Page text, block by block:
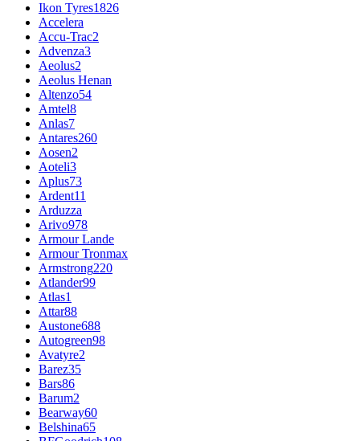
Ikon Tyres1826
Accelera
Accu-Trac2
Advenza3
Aeolus2
Aeolus Henan
Altenzo54
Amtel8
Anlas7
Antares260
Aosen2
Aoteli3
Aplus73
Ardent11
Arduzza
Arivo978
Armour Lande
Armour Tronmax
Armstrong220
Atlander99
Atlas1
Attar88
Austone688
Autogreen98
Avatyre2
Barez35
Bars86
Barum2
Bearway60
Belshina65